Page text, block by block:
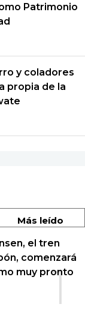
Patrimonio
y coladores
propia de la
Más leído
1
el tren
comenzará
muy pronto